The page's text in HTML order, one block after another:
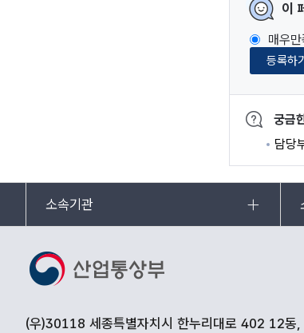
이
매우만
등록하기
궁금
담당
소속기관
(우)30118 세종특별자치시 한누리대로 402 12동,